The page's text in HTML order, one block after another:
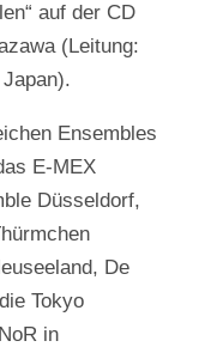
auf der CD
(Leitung:
Ensembles
E-MEX
Düsseldorf,
De
Tokyo
in